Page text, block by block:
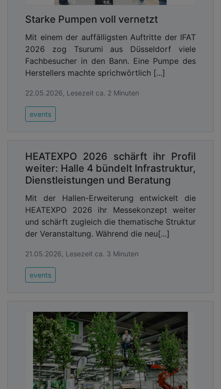
Starke Pumpen voll vernetzt
Mit einem der auffälligsten Auftritte der IFAT
2026 zog Tsurumi aus Düsseldorf viele
Fachbesucher in den Bann. Eine Pumpe des
Herstellers machte sprichwörtlich [...]
22.05.2026, Lesezeit ca. 2 Minuten
events
HEATEXPO 2026 schärft ihr Profil
weiter: Halle 4 bündelt Infrastruktur,
Dienstleistungen und Beratung
Mit der Hallen-Erweiterung entwickelt die
HEATEXPO 2026 ihr Messekonzept weiter
und schärft zugleich die thematische Struktur
der Veranstaltung. Während die neu[...]
21.05.2026, Lesezeit ca. 3 Minuten
events